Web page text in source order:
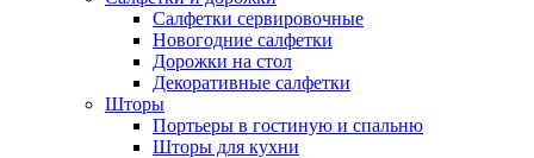
Салфетки сервировочные
Новогодние салфетки
Дорожки на стол
Декоративные салфетки
Шторы
Портьеры в гостиную и спальню
Шторы для кухни